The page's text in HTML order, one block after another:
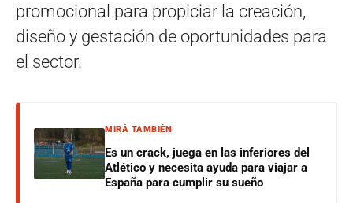
promocional para propiciar la creación,
diseño y gestación de oportunidades para
el sector.
MIRÁ TAMBIÉN
Es un crack, juega en las inferiores del
Atlético y necesita ayuda para viajar a
España para cumplir su sueño